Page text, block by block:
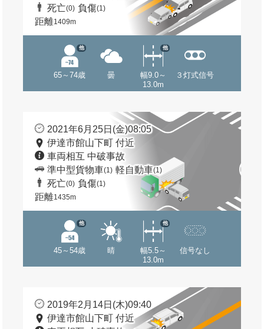
死亡(0) 負傷(1)
距離1409m
65～74歳
他
曇
幅9.0～
13.0m
他
３灯式信号
2021年6月25日(金)08:05
伊達市館山下町 付近
車両相互 中破事故
準中型貨物車(1) 軽自動車(1)
死亡(0) 負傷(1)
距離1435m
45～54歳
他
晴
幅5.5～
13.0m
他
信号なし
2019年2月14日(木)09:40
伊達市館山下町 付近